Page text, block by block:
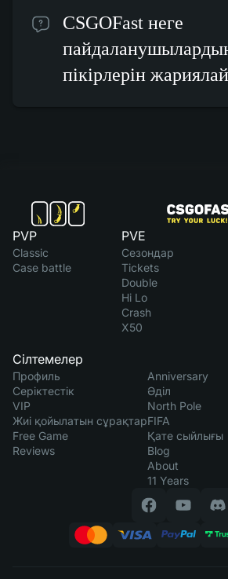
CSGOFast неге
пікірлерін
PVP
Classic
Case battle
PVE
Сезондар
Tickets
Double
Hi Lo
Crash
X50
Сілтемелер
Профиль
Серіктестік
VIP
Жиі қойылатын сұрақтар
Free Game
Reviews
Anniversary
Әділ
North Pole
FIFA
Қате сыйлығы
Blog
About
11 Years